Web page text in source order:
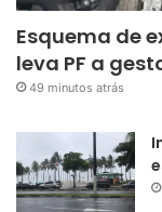
Esquema de
leva PF a
49 minutos atrás